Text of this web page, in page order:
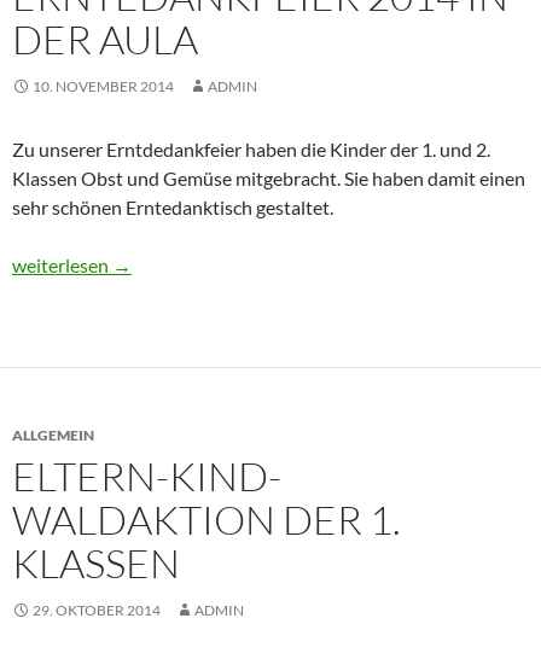
DER AULA
10. NOVEMBER 2014 ADMIN
Zu unserer Erntdedankfeier haben die Kinder der 1. und 2.
Klassen Obst und Gemüse mitgebracht. Sie haben damit einen
sehr schönen Erntedanktisch gestaltet.
Erntedankfeier 2014 in der Aula
weiterlesen →
ALLGEMEIN
ELTERN-KIND-
WALDAKTION DER 1.
KLASSEN
29. OKTOBER 2014 ADMIN